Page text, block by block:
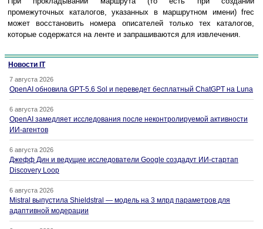
промежуточных каталогов, указанных в маршрутном имени) frec
может восстановить номера описателей только тех каталогов,
которые содержатся на ленте и запрашиваются для извлечения.
Новости IT
7 августа 2026
OpenAI обновила GPT-5.6 Sol и переведет бесплатный ChatGPT на Luna
6 августа 2026
OpenAI замедляет исследования после неконтролируемой активности
ИИ-агентов
6 августа 2026
Джефф Дин и ведущие исследователи Google создадут ИИ-стартап
Discovery Loop
6 августа 2026
Mistral выпустила Shieldstral — модель на 3 млрд параметров для
адаптивной модерации